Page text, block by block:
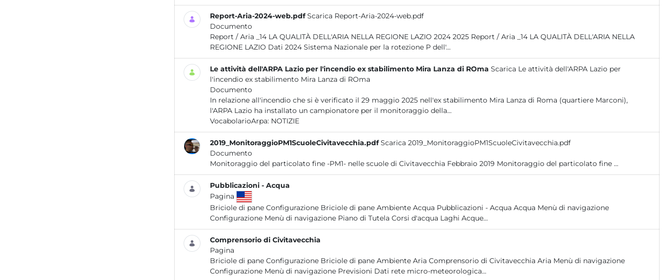
Report-Aria-2024-web.pdf Scarica Report-Aria-2024-web.pdf
Documento
Report / Aria _14 LA QUALITÀ DELL'ARIA NELLA REGIONE LAZIO 2024 2025 Report / Aria _14 LA QUALITÀ DELL'ARIA NELLA
REGIONE LAZIO Dati 2024 Sistema Nazionale per la rotezione P dell'...
Le attività dell'ARPA Lazio per l'incendio ex stabilimento Mira Lanza di ROma Scarica Le attività dell'ARPA Lazio per
l'incendio ex stabilimento Mira Lanza di ROma
Documento
In relazione all'incendio che si è verificato il 29 maggio 2025 nell'ex stabilimento Mira Lanza di Roma (quartiere Marconi),
l'ARPA Lazio ha installato un campionatore per il monitoraggio della...
VocabolarioArpa: NOTIZIE
2019_MonitoraggioPM1ScuoleCivitavecchia.pdf Scarica 2019_MonitoraggioPM1ScuoleCivitavecchia.pdf
Documento
Monitoraggio del particolato fine -PM1- nelle scuole di Civitavecchia Febbraio 2019 Monitoraggio del particolato fine ...
Pubblicazioni - Acqua
Pagina
Briciole di pane Configurazione Briciole di pane Ambiente Acqua Pubblicazioni - Acqua Acqua Menù di navigazione
Configurazione Menù di navigazione Piano di Tutela Corsi d'acqua Laghi Acque...
Comprensorio di Civitavecchia
Pagina
Briciole di pane Configurazione Briciole di pane Ambiente Aria Comprensorio di Civitavecchia Aria Menù di navigazione
Configurazione Menù di navigazione Previsioni Dati rete micro-meteorologica...